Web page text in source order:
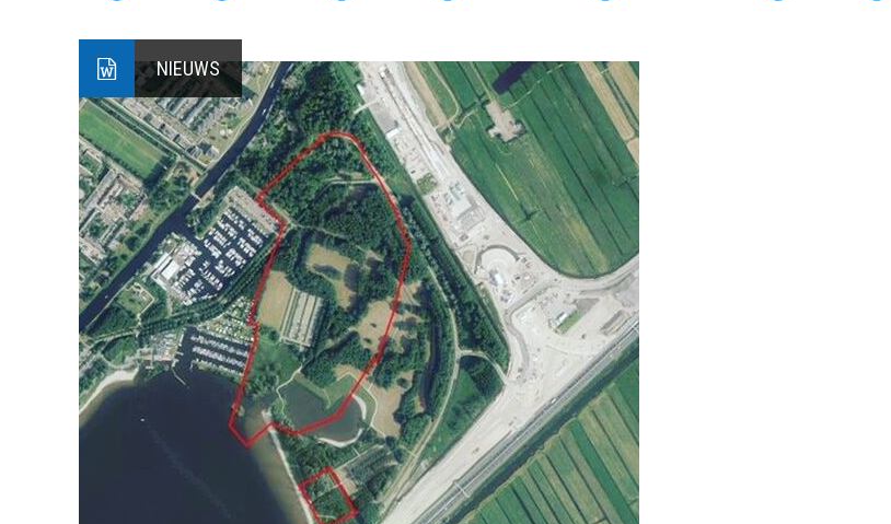
NIEUWS